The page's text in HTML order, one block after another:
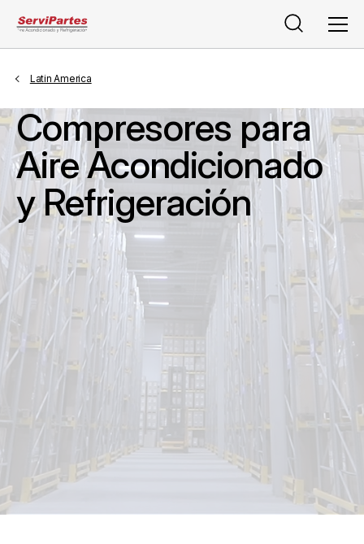
Buscar
Latin America
Compresores para
Aire Acondicionado
y Refrigeración